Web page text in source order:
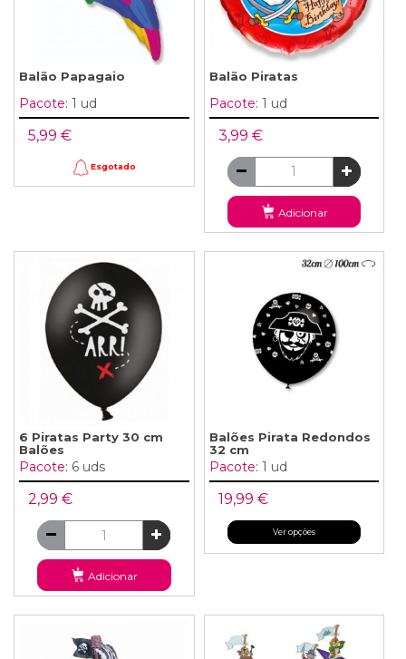
Balão Papagaio
Pacote: 1 ud
5,99 €
Esgotado
Balão Piratas
Pacote: 1 ud
3,99 €
Adicionar
6 Piratas Party 30 cm
Balões
Pacote: 6 uds
2,99 €
Adicionar
Balões Pirata Redondos
32 cm
Pacote: 1 ud
19,99 €
Ver opções